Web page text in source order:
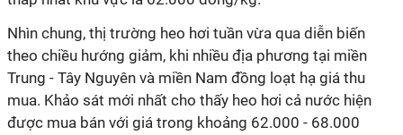
Nhìn chung, thị trường heo hơi tuần vừa qua diễn biến
theo chiều hướng giảm, khi nhiều địa phương tại miền
Trung - Tây Nguyên và miền Nam đồng loạt hạ giá thu
mua. Khảo sát mới nhất cho thấy heo hơi cả nước hiện
được mua bán với giá trong khoảng 62.000 - 68.000